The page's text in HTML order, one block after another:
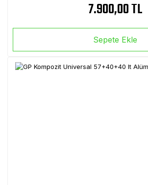
7.900,00 TL
Sepete Ekle